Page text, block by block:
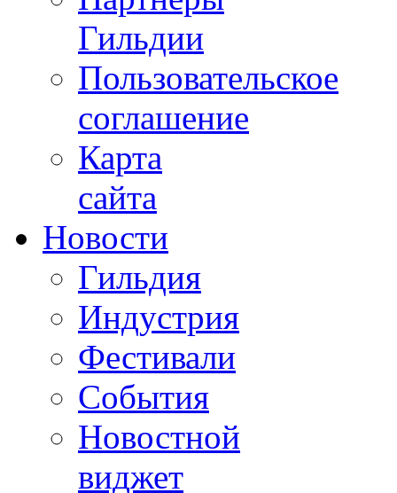
Гильдии
Пользовательское
соглашение
Карта
сайта
Новости
Гильдия
Индустрия
Фестивали
События
Новостной
виджет